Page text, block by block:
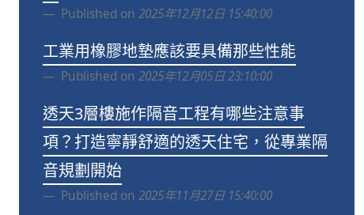
Published on 2025年12月12日 15:40:00
工業用橡膠地墊應該要具備那些性能
Published on 2025年12月05日 23:10:00
透天3層樓施作隔音工程有哪些注意事
項？打造寧靜舒適的透天住宅，從專業隔
音規劃開始
Published on 2025年11月27日 15:40:00